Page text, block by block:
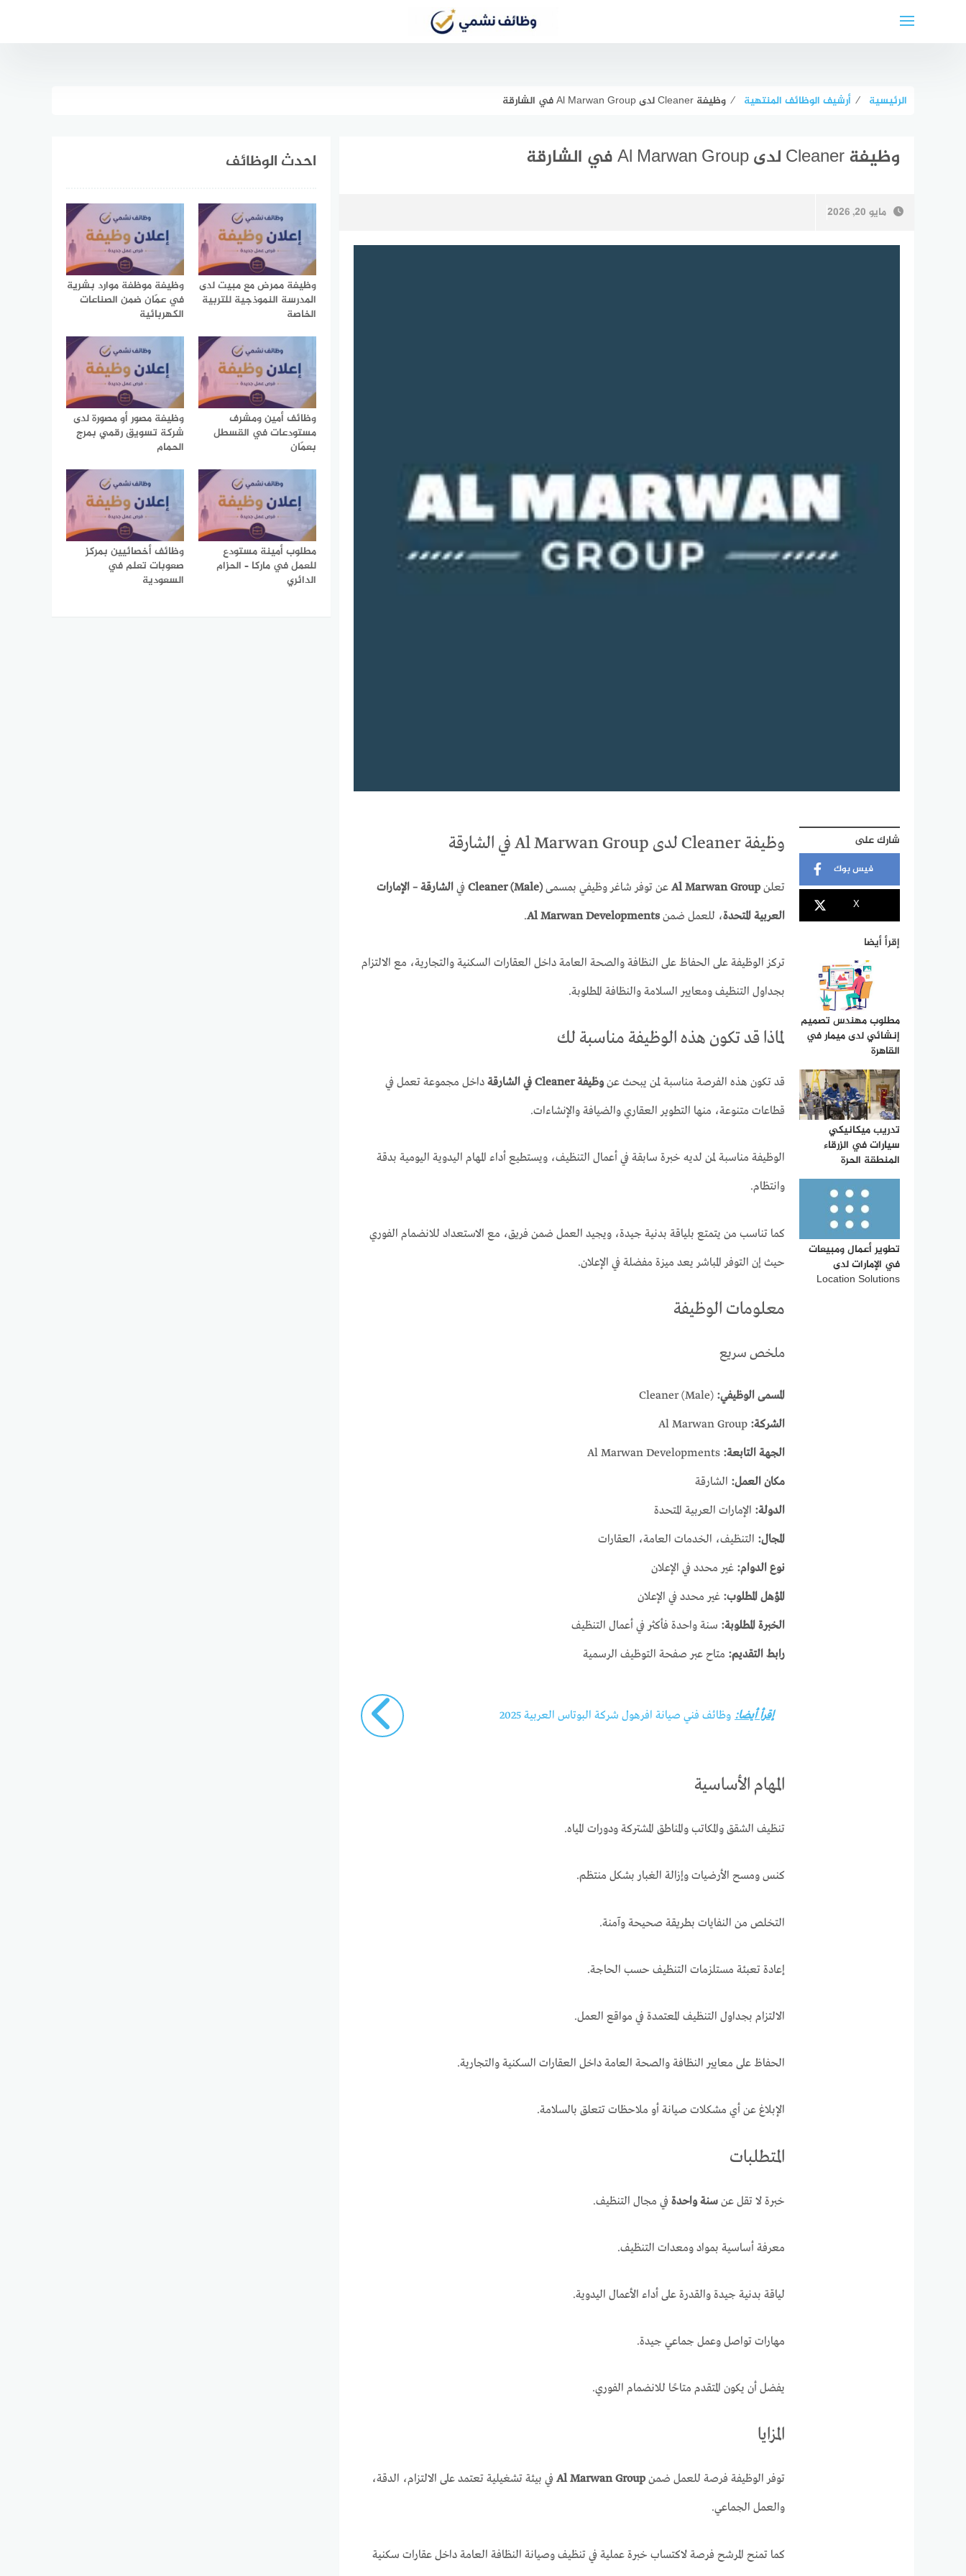
الرئيسية ⁄ أرشيف الوظائف المنتهية ⁄ وظيفة Cleaner لدى Al Marwan Group في الشارقة
وظيفة Cleaner لدى Al Marwan Group في الشارقة
مايو 20, 2026
شارك على
فيس بوك
X
إقرأ أيضا
مطلوب مهندس تصميم
إنشائي لدى ميمار في
القاهرة
تدريب ميكانيكي
سيارات في الزرقاء
المنطقة الحرة
تطوير أعمال ومبيعات
في الإمارات لدى
Location Solutions
وظيفة Cleaner لدى Al Marwan Group في الشارقة
تعلن Al Marwan Groupعن توفر شاغر وظيفي بمسمى Cleaner (Male)في الشارقة – الإمارات
العربية المتحدة، للعمل ضمن Al Marwan Developments
.
تركز الوظيفة على الحفاظ على النظافة والصحة العامة داخل العقارات السكنية والتجارية، مع الالتزام
بجداول التنظيف ومعايير السلامة والنظافة المطلوبة.
لماذا قد تكون هذه الوظيفة مناسبة لك
قد تكون هذه الفرصة مناسبة لمن يبحث عنوظيفة Cleaner في الشارقة
داخل مجموعة تعمل في
قطاعات متنوعة، منها التطوير العقاري والضيافة والإنشاءات.
الوظيفة مناسبة لمن لديه خبرة سابقة في أعمال التنظيف، ويستطيع أداء المهام اليدوية اليومية بدقة
وانتظام.
كما تناسب من يتمتع بلياقة بدنية جيدة، ويجيد العمل ضمن فريق، مع الاستعداد للانضمام الفوري
حيث إن التوفر المباشر يعد ميزة مفضلة في الإعلان.
معلومات الوظيفة
ملخص سريع
المسمى الوظيفي:
الشركة:
الجهة التابعة:
مكان العمل: الشارقة
الدولة: الإمارات العربية المتحدة
المجال: التنظيف، الخدمات العامة، العقارات
نوع الدوام: غير محدد في الإعلان
المؤهل المطلوب: غير محدد في الإعلان
الخبرة المطلوبة: سنة واحدة فأكثر في أعمال التنظيف
رابط التقديم: متاح عبر صفحة التوظيف الرسمية
إقرأ أيضا: وظائف فني صيانة افرهول شركة البوتاس العربية 2025
المهام الأساسية
تنظيف الشقق والمكاتب والمناطق المشتركة ودورات المياه.
كنس ومسح الأرضيات وإزالة الغبار بشكل منتظم.
التخلص من النفايات بطريقة صحيحة وآمنة.
إعادة تعبئة مستلزمات التنظيف حسب الحاجة.
الالتزام بجداول التنظيف المعتمدة في مواقع العمل.
الحفاظ على معايير النظافة والصحة العامة داخل العقارات السكنية والتجارية.
الإبلاغ عن أي مشكلات صيانة أو ملاحظات تتعلق بالسلامة.
المتطلبات
خبرة لا تقل عن سنة واحدةفي مجال التنظيف.
معرفة أساسية بمواد ومعدات التنظيف.
لياقة بدنية جيدة والقدرة على أداء الأعمال اليدوية.
مهارات تواصل وعمل جماعي جيدة.
يفضل أن يكون المتقدم متاحًا للانضمام الفوري.
المزايا
توفر الوظيفة فرصة للعمل ضمن Al Marwan Groupفي بيئة تشغيلية تعتمد على الالتزام، الدقة،
والعمل الجماعي.
كما تمنح المرشح فرصة لاكتساب خبرة عملية في تنظيف وصيانة النظافة العامة داخل عقارات سكنية
احدث الوظائف
وظيفة ممرض مع مبيت لدى
المدرسة النموذجية للتربية
الخاصة
وظيفة موظفة موارد بشرية
في عمّان ضمن الصناعات
الكهربائية
وظائف أمين ومشرف
مستودعات في القسطل
بعمّان
وظيفة مصور أو مصورة لدى
شركة تسويق رقمي بمرج
الحمام
مطلوب أمينة مستودع
للعمل في ماركا – الحزام
الدائري
وظائف أخصائيين بمركز
صعوبات تعلم في
السعودية